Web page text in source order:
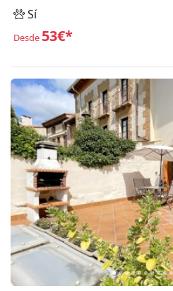
Sí
Desde 53€*
Anterior